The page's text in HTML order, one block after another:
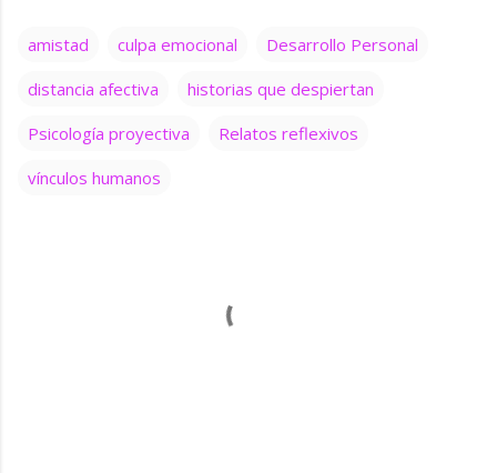
amistad culpa emocional
Desarrollo Personal
distancia afectiva
historias que despiertan
Psicología proyectiva
Relatos reflexivos
vínculos humanos